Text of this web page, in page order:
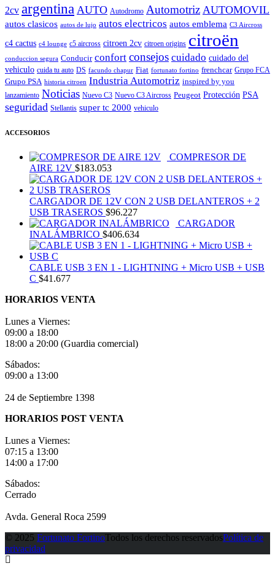
2cv argentina AUTO Autodromo Automotriz AUTOMOVIL
autos clasicos autos de lujo autos electricos autos emblema C3 Aircross
c4 cactus c4 lounge c5 aircross citroen 2cv citroen origins citroën
conduccion segura Conducir confort consejos cuidado cuidado del
vehiculo cuida tu auto DS facundo chapur Fiat fortunato fortino frenchcar Grupo FCA
Grupo PSA historia citroen Industria Automotriz inspired by you
lanzamiento Noticias Nuevo C3 Nuevo C3 Aircross Peugeot Protección PSA
seguridad Stellantis super tc 2000 vehiculo
ACCESORIOS
COMPRESOR DE
AIRE 12V $183.053
CARGADOR DE 12V CON 2 USB DELANTEROS + 2
USB TRASEROS $96.227
CARGADOR
INALÁMBRICO $406.634
CABLE USB 3 EN 1 - LIGHTNING + Micro USB + USB
C $41.677
HORARIOS VENTA
Lunes a Viernes:
09:00 a 18:00
18:00 a 20:00 (Guardia comercial)
Sábados:
09:00 a 13:00
24 de Septiembre 1398
HORARIOS POST VENTA
Lunes a Viernes:
07:15 a 13:00
14:00 a 17:00
Sábados:
Cerrado
Avda. General Roca 2599
© 2025 Fortunato FortinoTodos los derechos reservadosPolítica de
privacidad